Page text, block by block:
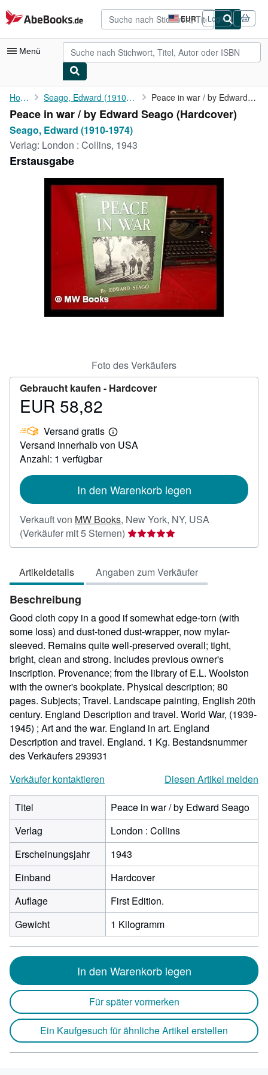
Zum Hauptinhalt
AbeBooks.de EUR
Seite
der
Einkaufseinstellungen.
Login
Menü
Nutzerkonto
Meine Bestellungen
Detailsuche
Sammlungen
Antiquarische Bücher
Kunst & Sammlerstücke
SCHLIESSEN
Home Seago, Edward (1910-1974) Peace in war / by Edward Seago
Peace in war / by Edward Seago (Hardcover)
Seago, Edward (1910-1974)
Verlag: London : Collins, 1943
Erstausgabe
Foto des Verkäufers
Gebraucht kaufen - Hardcover
Preis
58,82
EUR 58,82
Versand gratis
Weitere
Informationen
Versand innerhalb von USA
Anzahl: 1 verfügbar
In den Warenkorb legen
Verkauft von MW Books, New York, NY, USA
(Verkäufer mit 5 Sternen) Verkäuferbewertung
5
5
Sternen
Artikeldetails Angaben zum Verkäufer
Beschreibung
Good cloth copy in a good if somewhat edge-torn (with
some loss) and dust-toned dust-wrapper, now mylar-
sleeved. Remains quite well-preserved overall; tight,
bright, clean and strong. Includes previous owner's
inscription. Provenance; from the library of E.L. Woolston
with the owner's bookplate. Physical description; 80
pages. Subjects; Travel. Landscape painting, English 20th
century. England Description and travel. World War, (1939-
1945) ; Art and the war. England in art. England
Description and travel. England. 1 Kg. Bestandsnummer
des Verkäufers 293931
Verkäufer kontaktieren
Diesen Artikel melden
Titel
Peace in war / by Edward Seago
Verlag
London : Collins
Erscheinungsjahr
1943
Einband
Hardcover
Auflage
First Edition.
Gewicht
1 Kilogramm
In den Warenkorb legen
Für später vormerken
Ein Kaufgesuch für ähnliche Artikel erstellen